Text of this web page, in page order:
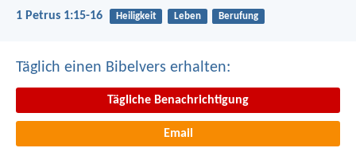
1 Petrus 1:15-16 Heiligkeit Leben Berufung
Täglich einen Bibelvers erhalten:
Tägliche Benachrichtigung
Email